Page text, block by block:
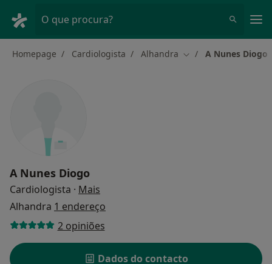
O que procura?
Homepage Cardiologista Alhandra Mudar de cidade
A Nunes Diogo
A Nunes Diogo
Cardiologista · Mais
Alhandra 1 endereço
2 opiniões
Dados do contacto